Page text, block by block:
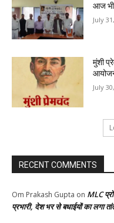
आज भी
July
मुंशी
July
RECENT COMMENTS
Om Prakash Gupta on MLC
प्रभारी, देश भर से बधाईयों का लगा